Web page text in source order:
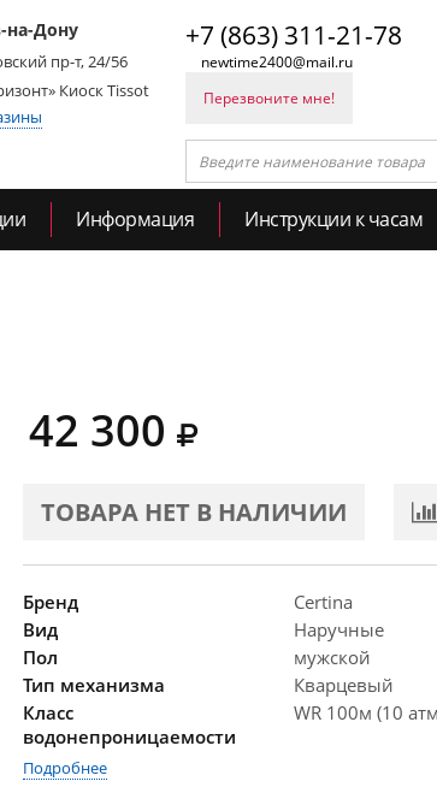
на-Дону
пр-т, 24/56
Киоск Tissot
+7 (863) 311-21-78
newtime2400@mail.ru
Перезвоните мне!
Информация Инструкции к часам
42 300
ТОВАРА НЕТ В НАЛИЧИИ
Бренд
Certina
Вид
Наручные
Пол
мужской
Тип механизма
Кварцевый
Класс
водонепроницаемости
WR 100м (10
Подробнее